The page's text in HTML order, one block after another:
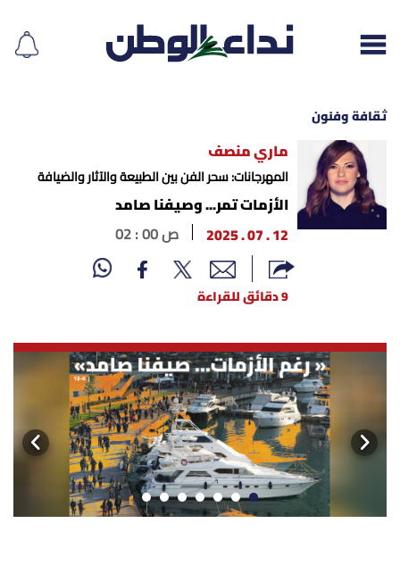
إقرأ الجريدة
لبنان
محليات
أسرار
متفرقات
نداء القرّاء
ثقافة وفنون
ماري منصف
المهرجانات: سحر الفن بين الطبيعة والآثار والضيافة
الأزمات تمر... وصيفنا صامد
12 . 07 . 2025
02 : 00 ص
9 دقائق للقراءة